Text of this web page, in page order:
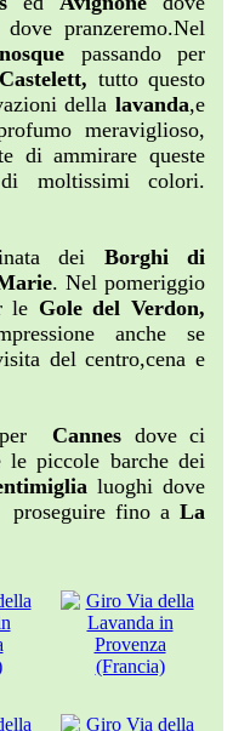
pranzeremo.Nel
passando per
tutto questo
della lavanda,e
meraviglioso,
di ammirare queste
moltissimi colori.
dei Borghi di
. Nel pomeriggio
le Gole del Verdon,
anche se
del centro,cena e
per Cannes dove ci
le piccole barche dei
luoghi dove
proseguire fino a La